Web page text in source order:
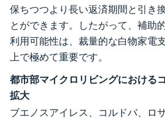
保ちつつより長い返済期間と引き
とができます。したがって、補助
利用可能性は、裁量的な白物家電
上で極めて重要です。
都市部マイクロリビングにおける
拡大
ブエノスアイレス、コルドバ、ロ